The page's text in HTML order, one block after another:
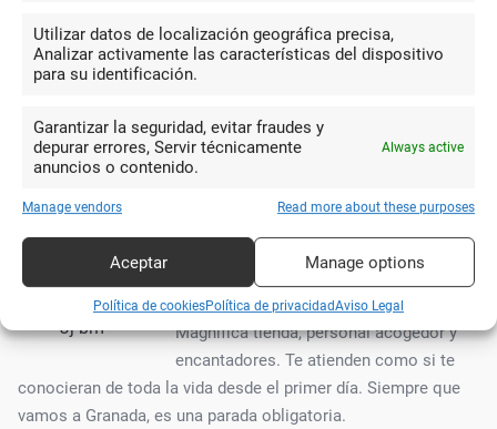
Utilizar datos de localización geográfica precisa,
Analizar activamente las características del dispositivo
para su identificación.
Garantizar la seguridad, evitar fraudes y
depurar errores, Servir técnicamente
anuncios o contenido.
Always active
Manage vendors Read more about these purposes
Aceptar Manage options
Política de cookiesPolítica de privacidadAviso Legal
la situación con los aforos tuvimos que repetirlas varias
veces (con tiempo muy justo) y pusieron todo de su parte en
ayudarme a que quedara perfecto, otros no se hubieran
adoran lo que hacen. Solo tengo agradecimientos. Más que
recomendadas.
Jj bm
10
He estado muchas veces y no
sabía que se podía escribir una reseña!
Magnífica tienda, personal acogedor y
encantadores. Te atienden como si te
conocieran de toda la vida desde el primer día. Siempre que
vamos a Granada, es una parada obligatoria.